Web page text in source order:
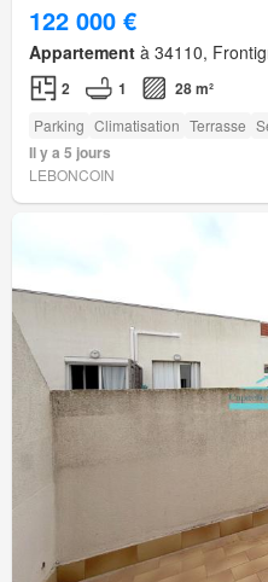
122 000 €
Appartement à 34110,
2 1 28 m²
Parking Climatisation Terrasse
Il y a 5 jours
LEBONCOIN